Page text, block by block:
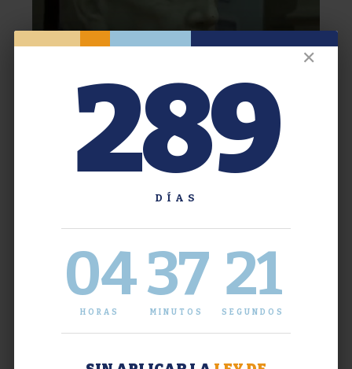
✕
289
DÍAS
04
HORAS
37
MINUTOS
21
SEGUNDOS